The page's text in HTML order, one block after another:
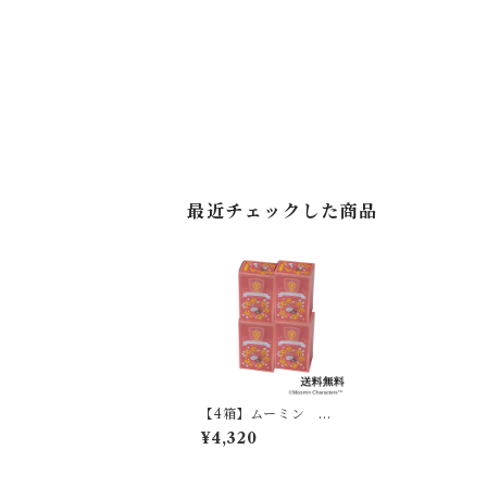
最近チェックした商品
【4箱】ムーミン ア
ップルシナモンティー
07411
¥4,320